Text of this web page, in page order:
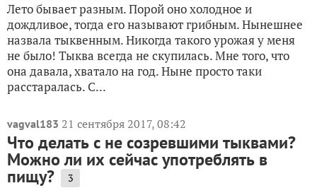
Лето бывает разным. Порой оно холодное и
дождливое, тогда его называют грибным. Нынешнее
назвала тыквенным. Никогда такого урожая у меня
не было! Тыква всегда не скупилась. Мне того, что
она давала, хватало на год. Ныне просто таки
расстаралась. С...
vagval183 21 сентября 2017, 08:42
Что делать с не созревшими тыквами?
Можно ли их сейчас употреблять в
пищу? 3